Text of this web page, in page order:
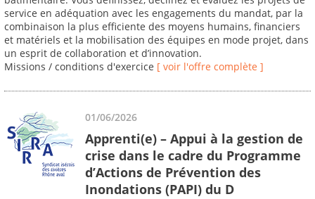
service en adéquation avec les engagements du mandat, par la
combinaison la plus efficiente des moyens humains, financiers
et matériels et la mobilisation des équipes en mode projet, dans
un esprit de collaboration et d’innovation.
Missions / conditions d'exercice [ voir l'offre complète ]
01/06/2026
Apprenti(e) – Appui à la gestion de
crise dans le cadre du Programme
d’Actions de Prévention des
Inondations (PAPI) du D